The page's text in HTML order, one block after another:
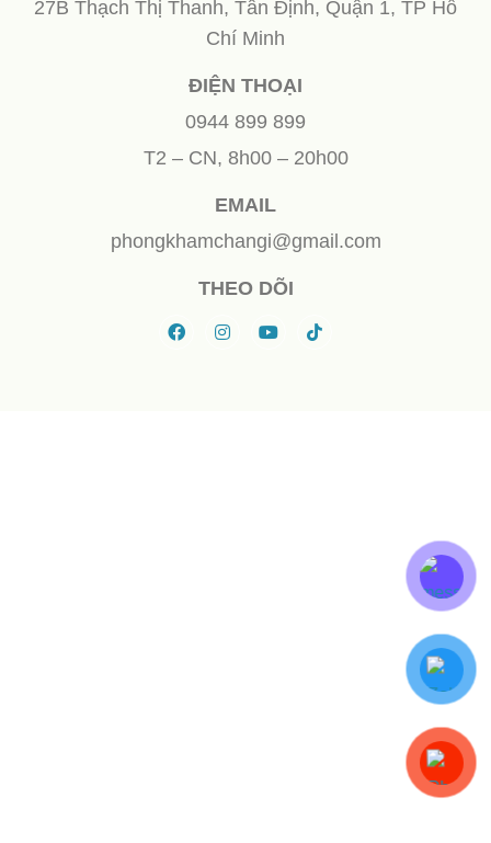
27B Thạch Thị Thanh, Tân Định, Quận 1, TP Hồ
Chí Minh
ĐIỆN THOẠI
0944 899 899
T2 – CN, 8h00 – 20h00
EMAIL
phongkhamchangi@gmail.com
THEO DÕI